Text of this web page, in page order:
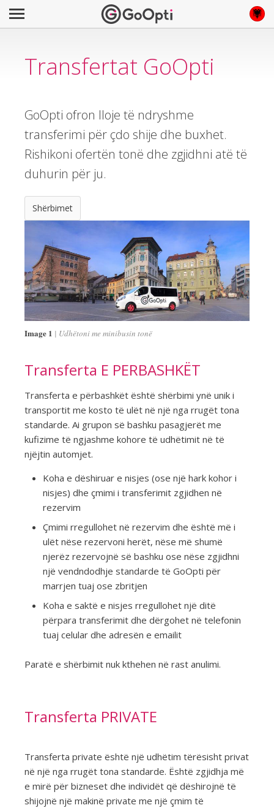
Transfertat GoOpti
GoOpti ofron lloje të ndryshme
transferimi për çdo shije dhe buxhet.
Rishikoni ofertën tonë dhe zgjidhni atë të
duhurin për ju.
Shërbimet
Image 1 Udhëtoni me minibusin tonë
Transferta E PERBASHKËT
Transferta e përbashkët është shërbimi ynë unik i
transportit me kosto të ulët në një nga rrugët tona
standarde. Ai grupon së bashku pasagjerët me
kufizime të ngjashme kohore të udhëtimit në të
njëjtin automjet.
Koha e dëshiruar e nisjes (ose një hark kohor i
nisjes) dhe çmimi i transferimit zgjidhen në
rezervim
Çmimi rregullohet në rezervim dhe është më i
ulët nëse rezervoni herët, nëse më shumë
njerëz rezervojnë së bashku ose nëse zgjidhni
një vendndodhje standarde të GoOpti për
marrjen tuaj ose zbritjen
Koha e saktë e nisjes rregullohet një ditë
përpara transferimit dhe dërgohet në telefonin
tuaj celular dhe adresën e emailit
Paratë e shërbimit nuk kthehen në rast anulimi.
Transferta PRIVATE
Transferta private është një udhëtim tërësisht privat
në një nga rrugët tona standarde. Është zgjidhja më
e mirë për bizneset dhe individët që dëshirojnë të
shijojnë një makinë private me një çmim të